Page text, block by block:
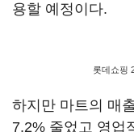
용할 예정이다.
롯데쇼핑
하지만 마트의 매
7.2% 줄었고 영업